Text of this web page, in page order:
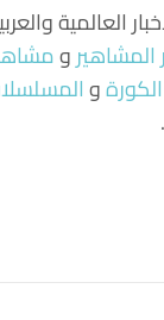
العالمية
المشاهيرو
الكورةو